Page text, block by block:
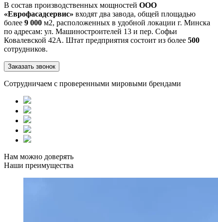
В состав производственных мощностей ООО
«Еврофасадсервис» входят два завода, общей площадью
более 9 000 м2, расположенных в удобной локации г. Минска
по адресам: ул. Машиностроителей 13 и пер. Софьи
Ковалевской 42А. Штат предприятия состоит из более 500
сотрудников.
Заказать звонок
Сотрудничаем с проверенными мировыми брендами
Нам можно доверять
Наши преимущества